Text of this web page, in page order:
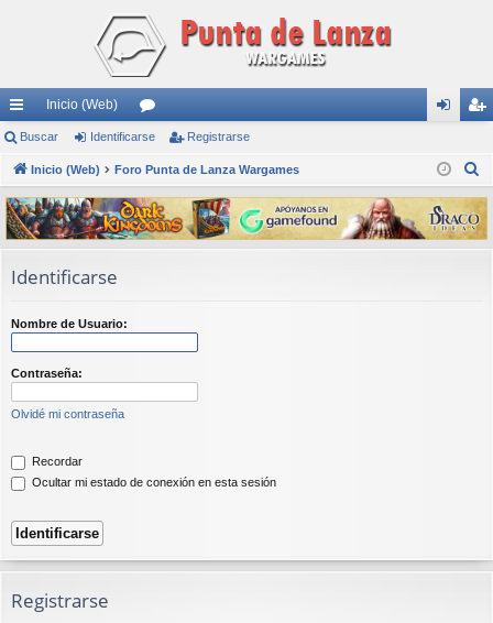
nl
ac
es
rá
pi
s
Inicio (Web)
or
os nti
fic
ar
ist
ra
rs
Buscar Identificarse Registrarse
Inicio (Web) Foro Punta de Lanza Wargames
s
c
Identificarse
Nombre de Usuario:
Contraseña:
Olvidé mi contraseña
Recordar
Ocultar mi estado de conexión en esta sesión
Registrarse